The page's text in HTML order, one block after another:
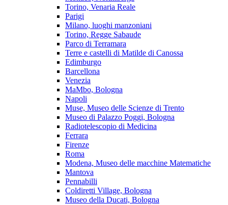
Torino, Venaria Reale
Parigi
Milano, luoghi manzoniani
Torino, Regge Sabaude
Parco di Terramara
Terre e castelli di Matilde di Canossa
Edimburgo
Barcellona
Venezia
MaMbo, Bologna
Napoli
Muse, Museo delle Scienze di Trento
Museo di Palazzo Poggi, Bologna
Radiotelescopio di Medicina
Ferrara
Firenze
Roma
Modena, Museo delle macchine Matematiche
Mantova
Pennabilli
Coldiretti Village, Bologna
Museo della Ducati, Bologna